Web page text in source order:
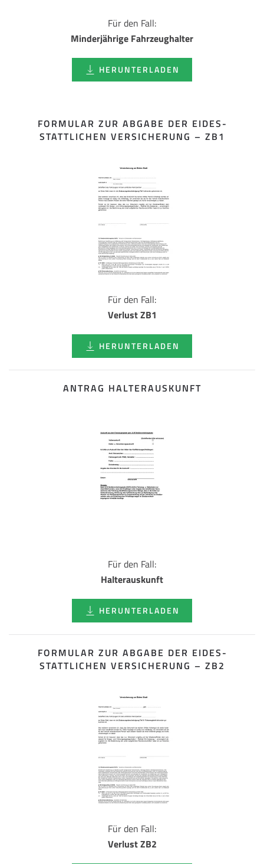
Für den Fall:
Minderjährige Fahrzeughalter
HERUNTERLADEN
FORMULAR ZUR ABGABE DER EIDES­
STATTLICHEN VERSICHERUNG – ZB1
Für den Fall:
Verlust ZB1
HERUNTERLADEN
ANTRAG HALTERAUSKUNFT
Für den Fall:
Halterauskunft
HERUNTERLADEN
FORMULAR ZUR ABGABE DER EIDES­
STATTLICHEN VERSICHERUNG – ZB2
Für den Fall:
Verlust ZB2